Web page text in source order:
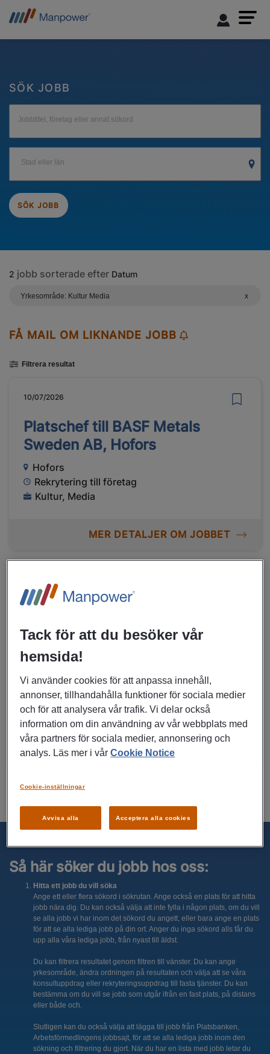
SÖK JOBB
Jobbtitel, företag eller annat sökord
Stad eller län
SÖK JOBB
2 jobb sorterade efter Datum
Yrkesområde: Kultur Media x
Filtrera resultat
FÅ MAIL OM LIKNANDE JOBB
10/07/2026
Platschef till BASF Metals
Sweden AB, Hofors
Hofors
Rekrytering till företag
Kultur, Media
MER DETALJER OM JOBBET
17/06/2026
Förvaltningschef till
kulturförvaltningen i Region
Stockholm
Rekrytering till företag
Kultur, Media, Management, Offentlig
sektor
MER DETALJER OM JOBBET
Så här söker du jobb hos oss:
Hitta ett jobb du vill söka
Ange ett eller flera sökord i sökrutan. Ange också en plats för att hitta
jobb nära dig. Du kan också välja att inte fylla i någon plats, om du vill
se alla jobb vi har inom det sökord du angett, eller bara ange en plats
för att se alla lediga jobb på din ort. Anger du inga sökord alls får du
upp alla våra lediga jobb, från nyast till äldst.
Du kan filtrera resultatet genom filtren till vänster. Du kan ange
yrkesområde, ändra ordningen på resultaten och välja att se våra
konsultuppdrag eller rekryteringsuppdrag till fasta tjänster. Du kan
bestämma om du vill se jobb som utgår ifrån en fast plats, på distans
eller både och.
Slutligen kan du också välja att lägga till jobb från Platsbanken,
Arbetsförmedlingens jobbsajt, för att se alla lediga jobb inom den
sökning och filtrering du gjort. När du har en lista med jobb letar du
Tack för att du besöker vår
hemsida!
Vi använder cookies för att anpassa innehåll,
annonser, tillhandahålla funktioner för sociala medier
och för att analysera vår trafik. Vi delar också
information om din användning av vår webbplats med
våra partners för sociala medier, annonsering och
analys. Läs mer i vårCookie Notice
Avvisa alla Acceptera alla cookies
Cookie-inställningar